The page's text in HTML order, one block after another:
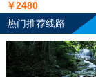
￥2480
热门推荐线路